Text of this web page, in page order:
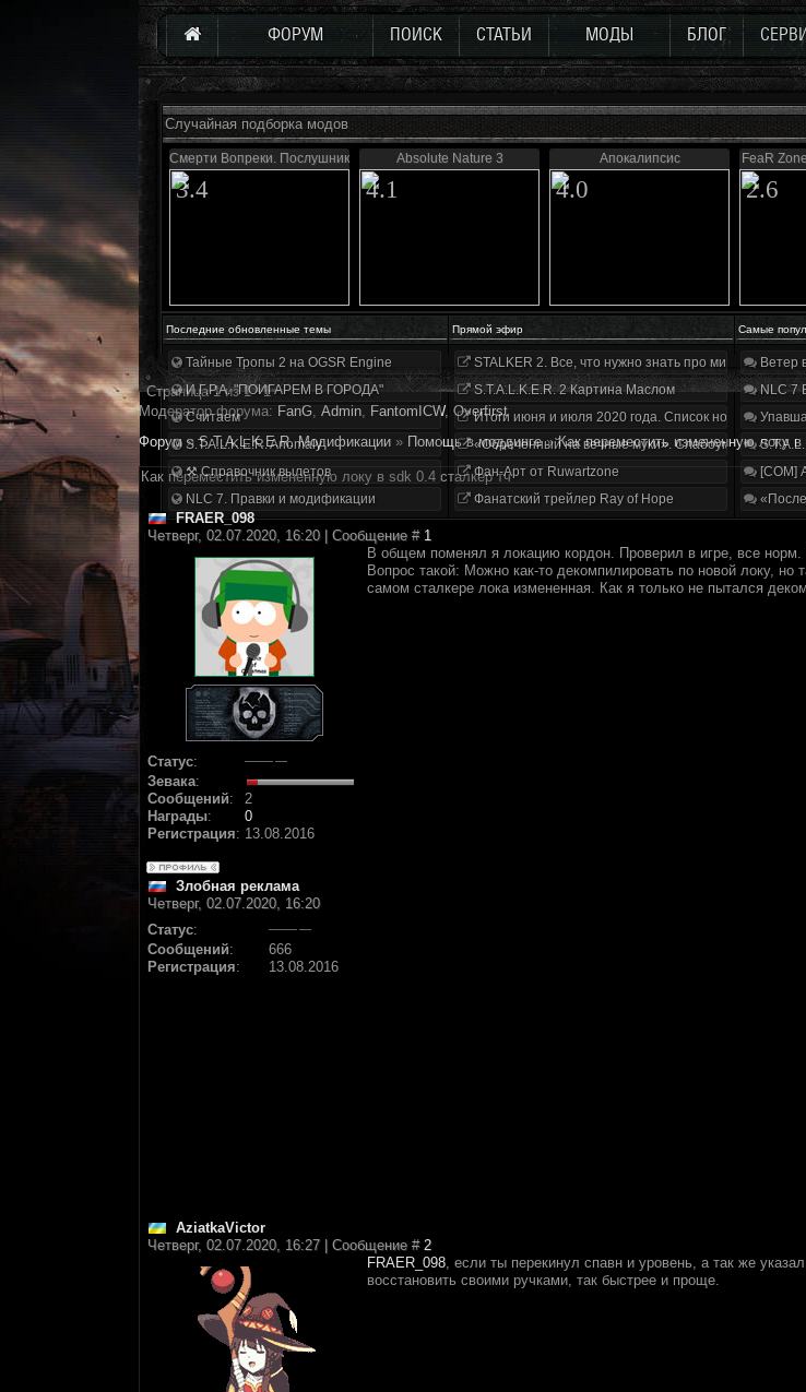
ФОРУМ ПОИСК СТАТЬИ МОДЫ БЛОГ
Случайная подборка модов
Смерти Вопреки. Послушник
3.4
Absolute Nature 3
4.1
Апокалипсис
4.0
FeaR
2.6
Последние обновленные темы Прямой эфир Самые
Тайные Тропы 2 на OGSR Engine
И.Г.Р.А. "ПОИГАРЕМ В ГОРОДА"
Считаем
S.T.A.L.K.E.R. Anomaly
⚒ Справочник вылетов
NLC 7. Правки и модификации
STALKER 2. Все, что нужно знать про мир, геймплей
S.T.A.L.K.E.R. 2 Картина Маслом
Итоги июня и июля 2020 года. Список нововведений
«Обречённый на вечные муки». Слабоумие и отвага
Фан-Арт от Ruwartzone
Фанатский трейлер Ray of Hope
Ветер
NLC 7
[COM]
Страница1из1
1
Модератор форума: FanG, Аdmin, FantomICW, Overfirst
Форум » S.T.A.L.K.E.R. Модификации » Помощь в моддинге » Как переместить измененную локу
Как переместить измененную локу в sdk 0.4 сталкер тч
FRAER_098
Четверг, 02.07.2020, 16:20 | Сообщение # 1
Статус:
Зевака:
Сообщений:
2
Награды:
0
Регистрация: 13.08.2016
В общем поменял я локацию кордон. Проверил в игре, все
Вопрос такой: Можно как-то декомпилировать по новой локу,
самом сталкере лока измененная. Как я только не пытался
Злобная реклама
Четверг, 02.07.2020, 16:20
Статус:
Сообщений:
666
Регистрация: 13.08.2016
AziatkaVictor
Четверг, 02.07.2020, 16:27 | Сообщение # 2
FRAER_098, если ты перекинул спавн и уровень, а так же
восстановить своими ручками, так быстрее и проще.